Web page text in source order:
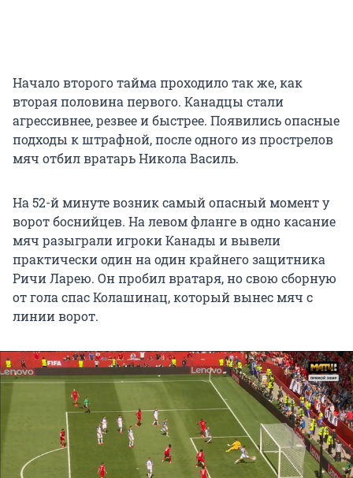
Начало второго тайма проходило так же, как
вторая половина первого. Канадцы стали
агрессивнее, резвее и быстрее. Появились опасные
подходы к штрафной, после одного из прострелов
мяч отбил вратарь Никола Василь.
На 52-й минуте возник самый опасный момент у
ворот боснийцев. На левом фланге в одно касание
мяч разыграли игроки Канады и вывели
практически один на один крайнего защитника
Ричи Ларею. Он пробил вратаря, но свою сборную
от гола спас Колашинац, который вынес мяч с
линии ворот.